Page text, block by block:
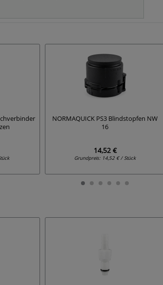
NORMAQUICK PS3 Blindstopfen NW
16
14,52 €
Grundpreis: 14,52 € / Stück